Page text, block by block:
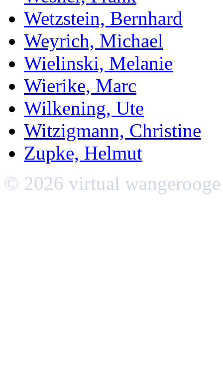
Wetzstein, Bernhard
Weyrich, Michael
Wielinski, Melanie
Wierike, Marc
Wilkening, Ute
Witzigmann, Christine
Zupke, Helmut
© 2026 virtual wangerooge